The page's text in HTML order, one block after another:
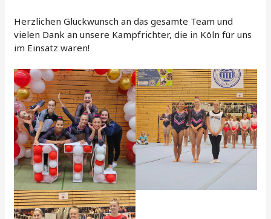
Herzlichen Glückwunsch an das gesamte Team und
vielen Dank an unsere Kampfrichter, die in Köln für uns
im Einsatz waren!